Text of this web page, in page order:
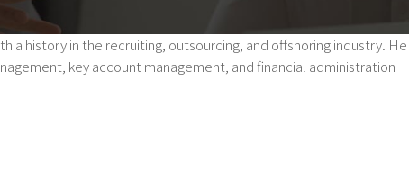
a history in the recruiting, outsourcing, and offshoring industry. He
key account management, and financial administration